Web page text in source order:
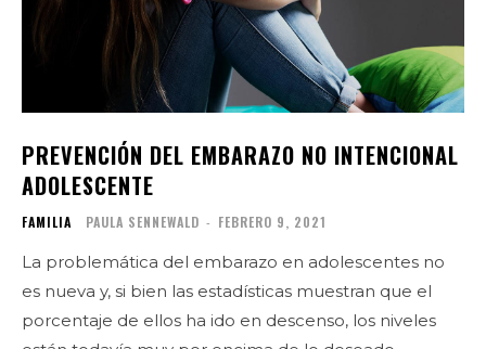
PREVENCIÓN DEL EMBARAZO NO INTENCIONAL
ADOLESCENTE
FAMILIA PAULA SENNEWALD - FEBRERO 9, 2021
La problemática del embarazo en adolescentes no
es nueva y, si bien las estadísticas muestran que el
porcentaje de ellos ha ido en descenso, los niveles